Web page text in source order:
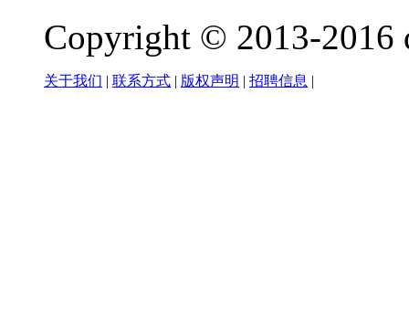
Copyright © 2013-2016
关于我们 | 联系方式 | 版权声明 | 招聘信息 |